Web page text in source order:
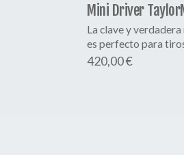
Mini Driver
La clave y
es perfecto para
420,00 €